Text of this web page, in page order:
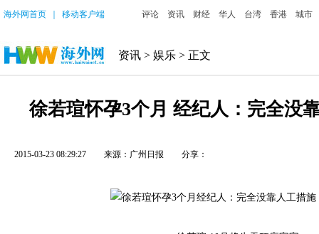
海外网首页 移动客户端 评论 资讯 财经 华人 台湾 香港 城市
资讯 > 娱乐 > 正文
徐若瑄怀孕3个月 经纪人：完全没
2015-03-23 08:29:27 来源：广州日报 分享：